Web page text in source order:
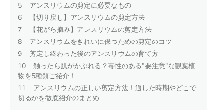
アンスリウムの剪定に必要なもの
【切り戻し】アンスリウムの剪定方法
【花がら摘み】アンスリウムの剪定方法
アンスリウムをきれいに保つための剪定のコツ
剪定し終わった後のアンスリウムの育て方
触ったら肌がかぶれる？毒性のある”要注意”な観葉植
物を5種類ご紹介！
アンスリウムの正しい剪定方法！適した時期やどこで
切るかを徹底紹介のまとめ